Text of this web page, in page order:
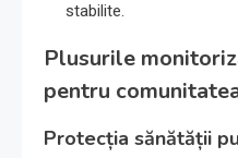
stabilite.
Plusurile
pentru
Protecția sănătății